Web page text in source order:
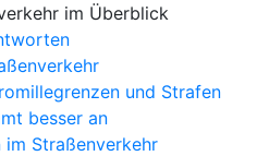
im Überblick
und Strafen
besser an
im Straßenverkehr